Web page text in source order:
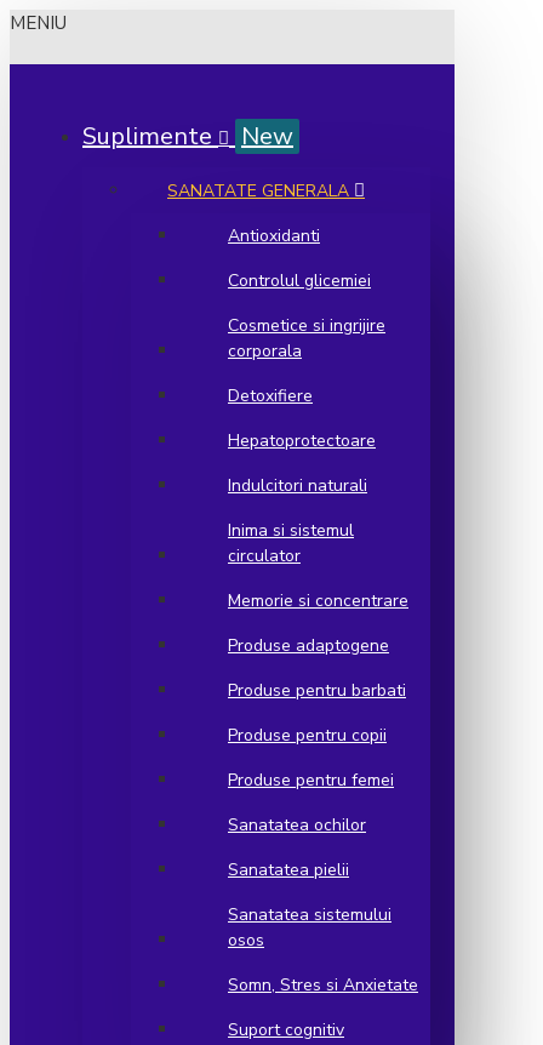
MENIU
Suplimente New
SANATATE GENERALA
Antioxidanti
Controlul glicemiei
Cosmetice si ingrijire
corporala
Detoxifiere
Hepatoprotectoare
Indulcitori naturali
Inima si sistemul
circulator
Memorie si concentrare
Produse adaptogene
Produse pentru barbati
Produse pentru copii
Produse pentru femei
Sanatatea ochilor
Sanatatea pielii
Sanatatea sistemului
osos
Somn, Stres si Anxietate
Suport cognitiv